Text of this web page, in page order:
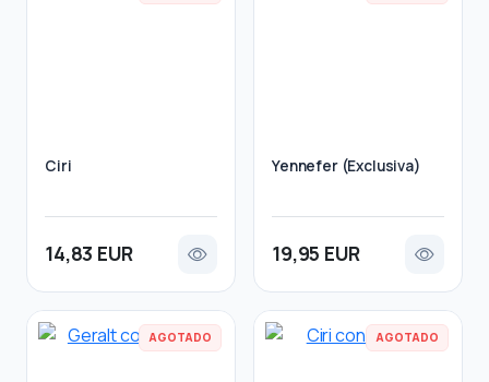
Ciri
14,83 EUR
Yennefer (Exclusiva)
19,95 EUR
AGOTADO AGOTADO